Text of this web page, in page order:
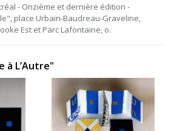
- Onzième et dernière édition -
place Urbain-Baudreau-Graveline,
Est et Parc Lafontaine, o.
à L’Autre"